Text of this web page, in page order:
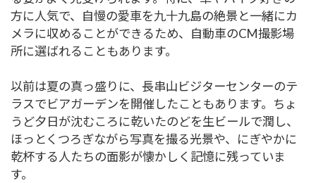
方に人気で、自慢の愛車を九十九島の絶景と一緒にカ
メラに収めることができるため、自動車のCM撮影場
所に選ばれることもあります。
以前は夏の真っ盛りに、長串山ビジターセンターのテ
ラスでビアガーデンを開催したこともあります。ちょ
うど夕日が沈むころに乾いたのどを生ビールで潤し、
ほっとくつろぎながら写真を撮る光景や、にぎやかに
乾杯する人たちの面影が懐かしく記憶に残っていま
す。